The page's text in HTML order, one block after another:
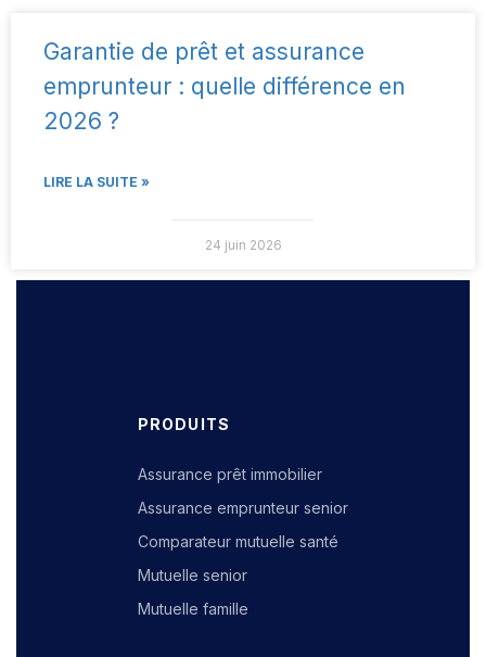
Garantie de prêt et assurance
emprunteur : quelle différence en
2026 ?
LIRE LA SUITE »
24 juin 2026
PRODUITS
Assurance prêt immobilier
Assurance emprunteur senior
Comparateur mutuelle santé
Mutuelle senior
Mutuelle famille